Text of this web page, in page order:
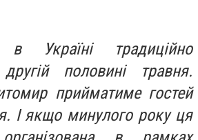
Україні традиційно
половині травня.
прийматиме гостей
І якщо минулого року ця